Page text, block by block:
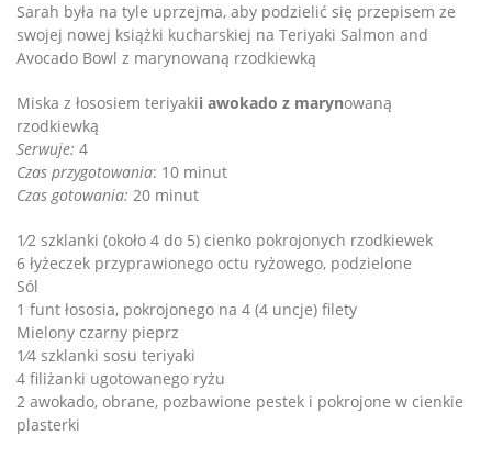
Sarah była na tyle uprzejma, aby podzielić się przepisem ze
swojej nowej książki kucharskiej na Teriyaki Salmon and
Avocado Bowl z marynowaną rzodkiewką
Miska z łososiem teriyakii awokado z marynowaną
rzodkiewką
Serwuje: 4
Czas przygotowania: 10 minut
Czas gotowania: 20 minut
1⁄2 szklanki (około 4 do 5) cienko pokrojonych rzodkiewek
6 łyżeczek przyprawionego octu ryżowego, podzielone
Sól
1 funt łososia, pokrojonego na 4 (4 uncje) filety
Mielony czarny pieprz
1⁄4 szklanki sosu teriyaki
4 filiżanki ugotowanego ryżu
2 awokado, obrane, pozbawione pestek i pokrojone w cienkie
plasterki